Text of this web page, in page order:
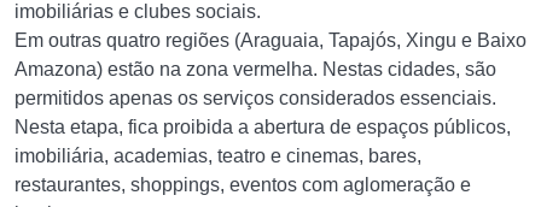
imobiliárias e clubes sociais.
Em outras quatro regiões (Araguaia, Tapajós, Xingu e Baixo
Amazona) estão na zona vermelha. Nestas cidades, são
permitidos apenas os serviços considerados essenciais.
Nesta etapa, fica proibida a abertura de espaços públicos,
imobiliária, academias, teatro e cinemas, bares,
restaurantes, shoppings, eventos com aglomeração e